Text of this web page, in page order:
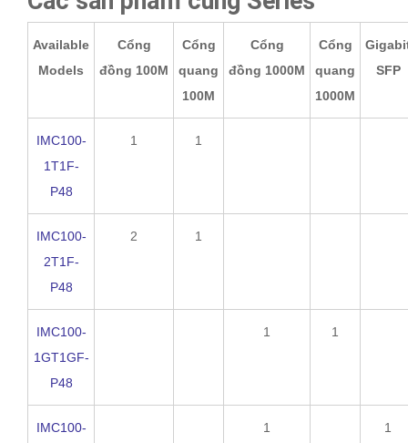
Available
Models
Cổng
đồng 100M
Cổng
quang
100M
Cổng
đồng 1000M
Cổng
quang
1000M
SFP
IMC100-
1T1F-
P48
1 1
IMC100-
2T1F-
P48
2 1
IMC100-
1GT1GF-
P48
1 1
IMC100-
1 1